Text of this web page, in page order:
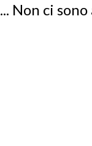
Non ci